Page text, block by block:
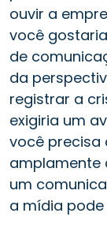
ouvir a
você
de
da
registrar a
exigiria um
você precisa
amplamente
um
a mídia